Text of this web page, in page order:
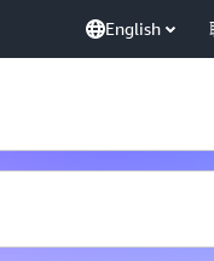
English